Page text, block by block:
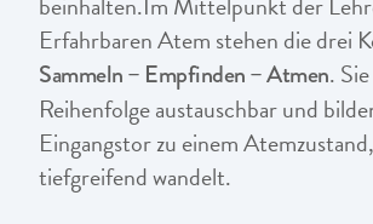
Erfahrbaren Atem stehen die drei
Sammeln – Empfinden – Atmen.
Reihenfolge austauschbar und
Eingangstor zu einem
tiefgreifend wandelt.